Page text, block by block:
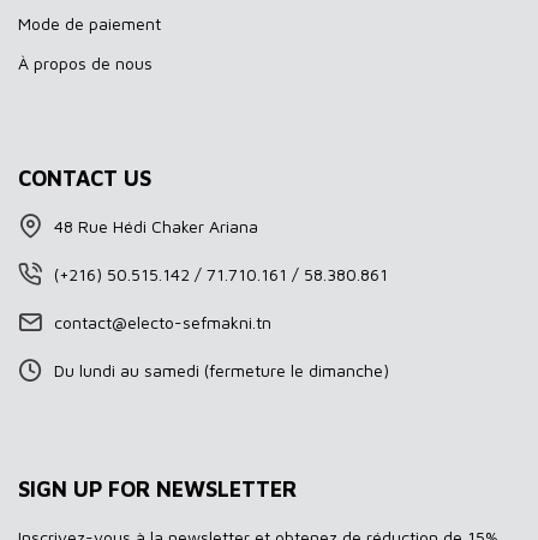
Mode de paiement
À propos de nous
CONTACT US
48 Rue Hédi Chaker Ariana
(+216) 50.515.142 / 71.710.161 / 58.380.861
contact@electo-sefmakni.tn
Du lundi au samedi (fermeture le dimanche)
SIGN UP FOR NEWSLETTER